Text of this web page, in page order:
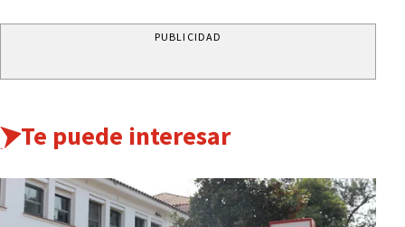
PUBLICIDAD
Te puede interesar